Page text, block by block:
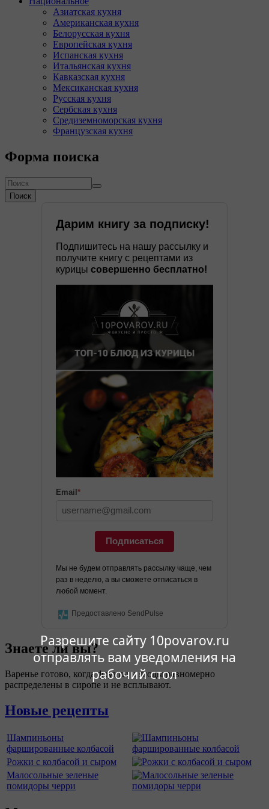
Разрешите сайту 10povarov.ru
отправлять вам уведомления на
рабочий стол
Азиатская кухня
Американская кухня
Белорусская кухня
Европейская кухня
Испанская кухня
Итальянская кухня
Кавказская кухня
Мексиканская кухня
Русская кухня
Сербская кухня
Средиземноморская кухня
Французская кухня
Форма поиска
Поиск
Дарим книгу за подписку!
Подпишитесь на нашу рассылку и
получите книгу с рецептами из
курицы совершенно бесплатно!
Email *
Подписаться
Мы не будем отправлять рассылку чаще, чем
раз в неделю, а вы сможете отписаться в
любой момент.
Предоставлено SendPulse
Знаете ли вы?
Варенье готово, когда фрукты и ягоды равномерно
распределены в сиропе и не всплывают.
Новые рецепты
Шампиньоны
фаршированные колбасой
Рожки с колбасой и сыром
Малосольные зеленые
помидоры черри